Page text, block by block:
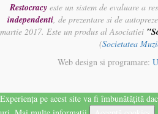
Restocracy este un sistem de evaluare a
independenti, de prezentare si de
martie 2017. Este un produs al Asociatiei
(Societatea
Web design si programare:
Experiența pe acest site va fi îmbunătățită